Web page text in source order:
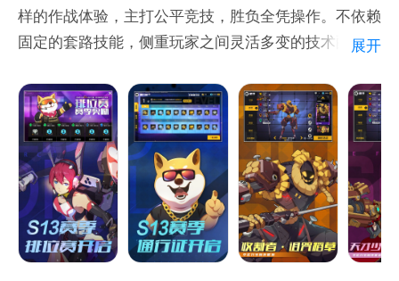
样的作战体验，主打公平竞技，胜负全凭操作。不依赖
固定的套路技能，侧重玩家之间灵活多变的技术配合，
展开